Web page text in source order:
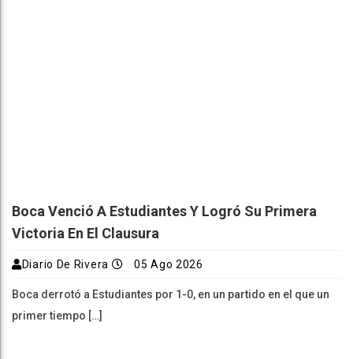
Boca Venció A Estudiantes Y Logró Su Primera
Victoria En El Clausura
Diario De Rivera 05 Ago 2026
Boca derrotó a Estudiantes por 1-0, en un partido en el que un
primer tiempo […]